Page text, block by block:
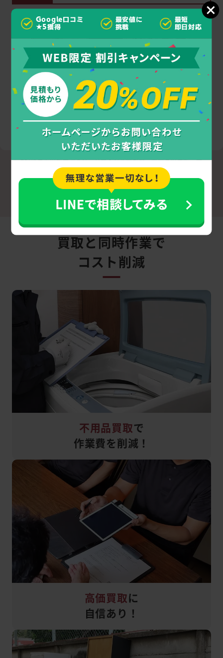
部屋タイプ 3LDK 作業人数
※上記は目安の料金であり、リサイクルの可否、回収品の状態・量・
サイズ、作業内容などによって実際のお見積もりは異なります。
詳細なお見積もりは、お電話またはメールにてお問い合わせくださ
Google口コミ
★5獲得
最安値に
挑戦
最短
即日対応
買取と同時作業で
コスト削減
不用品買取で
作業費を削減！
高価買取に
自信あり！